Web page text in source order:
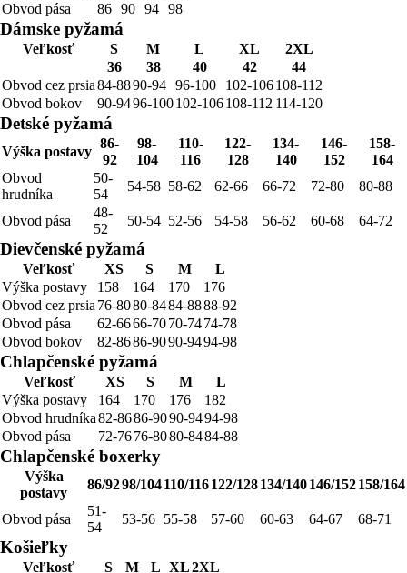
Obvod pása
86 90 94 98
Dámske pyžamá
Veľkosť S M L XL
2XL
36
38 40 42
44
Obvod cez prsia84-8890-94 96-100 102-106108-112
Obvod bokov
90-9496-100102-106108-112 114-120
Detské pyžamá
Výška postavy
86-
92
98-
104
110-
116
122-
128
134-
140
146-
152
158-
164
Obvod
hrudníka
50-
54
54-58 58-62 62-66 66-72 72-80 80-88
Obvod pása
48-
52
50-54 52-56 54-58 56-62 60-68 64-72
Dievčenské pyžamá
Veľkosť XS S M
L
Výška postavy
158 164 170
176
Obvod cez prsia 76-8080-8484-8888-92
Obvod pása
62-6666-7070-7474-78
Obvod bokov
82-8686-9090-9494-98
Chlapčenské pyžamá
Veľkosť XS S M
L
Výška postavy
164 170 176
182
Obvod hrudníka82-8686-9090-9494-98
Obvod pása
72-7676-8080-8484-88
Chlapčenské boxerky
Výška
postavy
86/9298/104110/116122/128134/140146/152158/164
Obvod pása
51-
54
53-56 55-58 57-60 60-63 64-67 68-71
Košieľky
Veľkosť S M L XL2XL